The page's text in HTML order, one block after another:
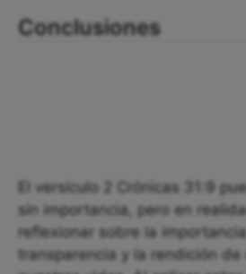
Conclusiones
El versículo 2 Crónicas 31:9
sin importancia, pero en
reflexionar sobre la
transparencia y la rendición de